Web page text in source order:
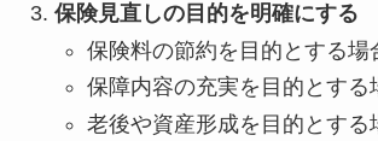
保険見直しの目的を明確にする
保険料の節約を目的とする場
保障内容の充実を目的とする
老後や資産形成を目的とする